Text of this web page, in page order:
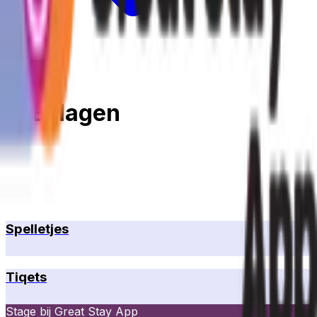
5. Bijlagen
Spelletjes
Tiqets
Stage bij Great Stay App